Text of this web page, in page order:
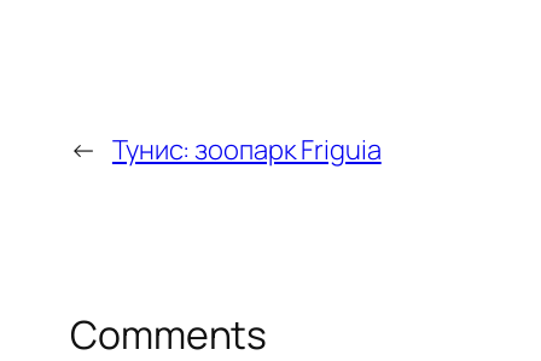
← Тунис: зоопарк Friguia
Comments